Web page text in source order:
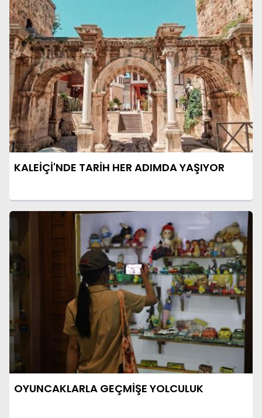
KALEİÇİ'NDE TARİH HER ADIMDA YAŞIYOR
OYUNCAKLARLA GEÇMİŞE YOLCULUK